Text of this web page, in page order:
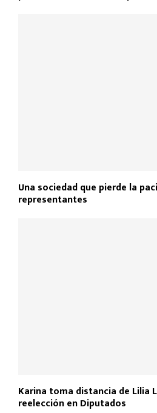
Una sociedad que pierde la
representantes
Karina toma distancia de Lilia
reelección en Diputados